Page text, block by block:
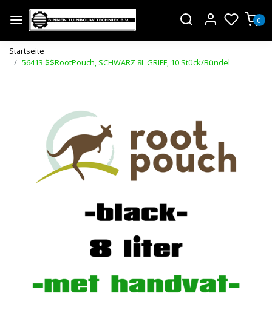
0
Startseite
56413 $$RootPouch, SCHWARZ 8L GRIFF, 10 Stück/Bündel